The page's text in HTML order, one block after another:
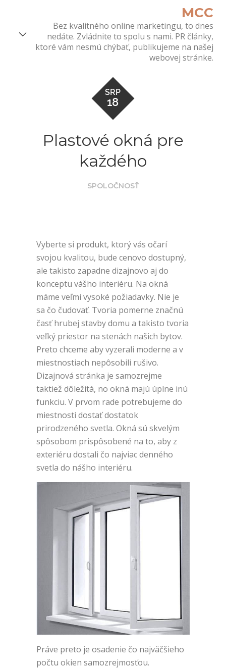
content
MCC
Bez kvalitného online marketingu, to dnes
nedáte. Zvládnite to spolu s nami. PR články,
ktoré vám nesmú chýbať, publikujeme na našej
webovej stránke.
SRP
18
Plastové okná pre
každého
SPOLOČNOSŤ
Vyberte si produkt, ktorý vás očarí
svojou kvalitou, bude cenovo dostupný,
ale takisto zapadne dizajnovo aj do
konceptu vášho interiéru. Na okná
máme veľmi vysoké požiadavky. Nie je
sa čo čudovať. Tvoria pomerne značnú
časť hrubej stavby domu a takisto tvoria
veľký priestor na stenách našich bytov.
Preto chceme aby vyzerali moderne a v
miestnostiach nepôsobili rušivo.
Dizajnová stránka je samozrejme
taktiež dôležitá, no okná majú úplne inú
funkciu. V prvom rade potrebujeme do
miestnosti dostať dostatok
prirodzeného svetla. Okná sú skvelým
spôsobom prispôsobené na to, aby z
exteriéru dostali čo najviac denného
svetla do nášho interiéru.
Práve preto je osadenie čo najväčšieho
počtu okien samozrejmosťou.